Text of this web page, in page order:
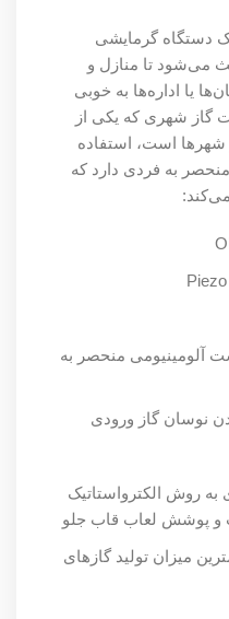
گازی آبسال مدل 401 یک دستگاه گرمایشی
می‌شود تا منازل و
یا اداره‌ها به خوبی
گاز شهری که یکی از
است، استفاده
به فردی دارد که
آلومینیومی منحصر به
نوسان گاز ورودی
روش الکترواستاتیک
و پوشش لعاب قاب جلو
میزان تولید گازهای